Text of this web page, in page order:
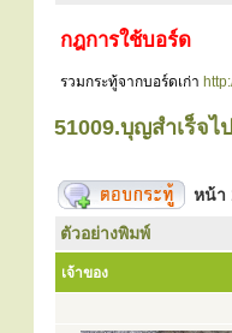
กฎการใช้บอร์ด
รวมกระทู้จากบอร์ดเก่า
51009.บุญสำเร็จ
หน้า
ตัวอย่างพิมพ์
เจ้าของ